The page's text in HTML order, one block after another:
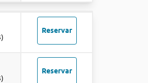
Reservar
Reservar